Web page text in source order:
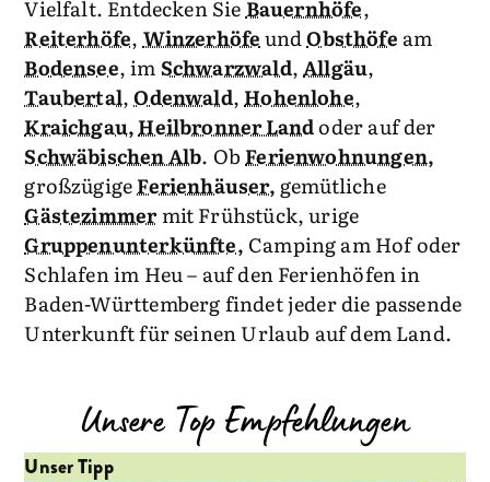
Vielfalt. Entdecken Sie Bauernhöfe,
Reiterhöfe, WinzerhöfeundObsthöfe am
Bodensee, imSchwarzwald,Allgäu,
Taubertal,Odenwald, Hohenlohe,
Kraichgau,Heilbronner Landoder auf der
Schwäbischen Alb. Ob Ferienwohnungen,
großzügigeFerienhäuser, gemütliche
Gästezimmermit Frühstück, urige
Gruppenunterkünfte, Camping am Hof oder
Schlafen im Heu – auf den Ferienhöfen in
Baden-Württemberg findet jeder die passende
Unterkunft für seinen Urlaub auf dem Land.
Unsere Top Empfehlungen
Unser Tipp